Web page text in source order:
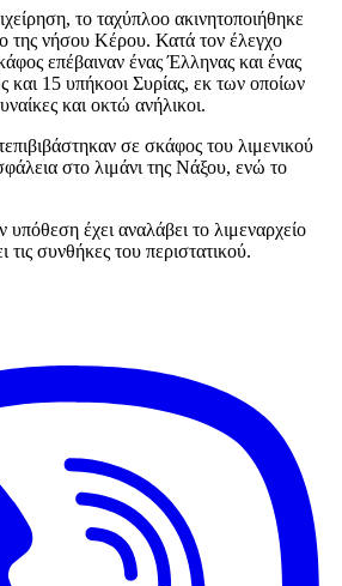
το ταχύπλοο ακινητοποιήθηκε
της νήσου Κέρου. Κατά τον έλεγχο
επέβαιναν ένας Έλληνας και ένας
και 15 υπήκοοι Συρίας, εκ των οποίων
και οκτώ ανήλικοι.
σε σκάφος του λιμενικού
στο λιμάνι της Νάξου, ενώ το
υπόθεση έχει αναλάβει το λιμεναρχείο
τις συνθήκες του περιστατικού.